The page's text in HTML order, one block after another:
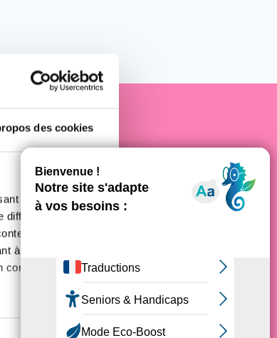
des cookies
des
des
ainsi que de
à l'utilisation de
la